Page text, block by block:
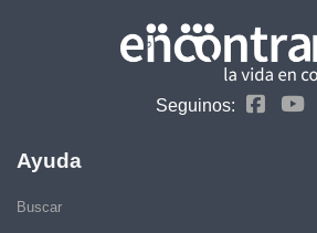
Seguinos:
Ayuda
Buscar